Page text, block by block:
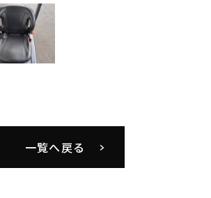
一覧へ戻る